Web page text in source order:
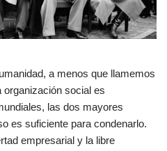
a menos que llamemos
social es
las dos mayores
es suficiente para condenarlo.
empresarial y la libre